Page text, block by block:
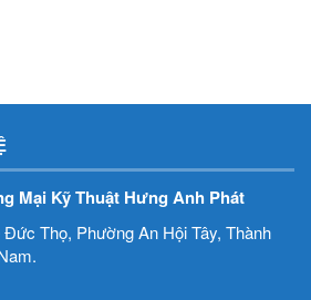
Mại Kỹ Thuật Hưng Anh Phát
Thọ, Phường An Hội Tây, Thành